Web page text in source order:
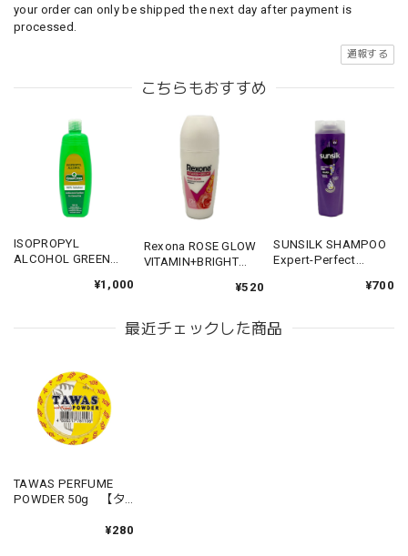
your order can only be shipped the next day after payment is
processed.
通報する
こちらもおすすめ
ISOPROPYL
ALCOHOL GREEN
ルコール グリーン ク
¥1,000
Rexona ROSE GLOW
VITAMIN+BRIGHT
¥520
SUNSILK SHAMPOO
Expert-Perfect
ンシルク シャンプー
ェクトストレート】
¥700
最近チェックした商品
TAWAS PERFUME
POWDER 50g 【タ
¥280